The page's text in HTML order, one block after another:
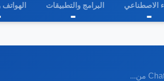
الاصطناعي البرامج والتطبيقات الهواتف